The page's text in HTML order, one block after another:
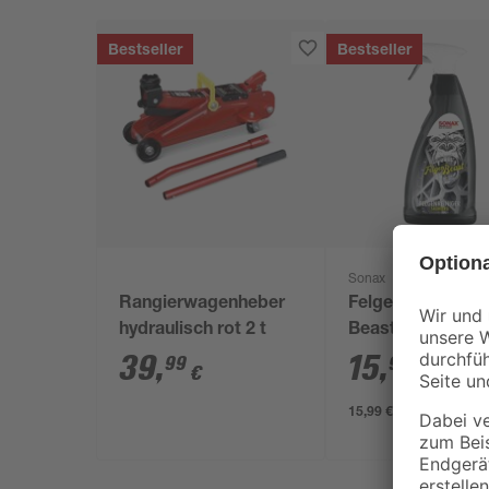
Bestseller
Rangierwagenheber
hydraulisch rot 2 t
39,99 €
Bestseller
Sonax
Felgenreiniger
Beast' 1 l
15,99 €
15,99 € / Liter